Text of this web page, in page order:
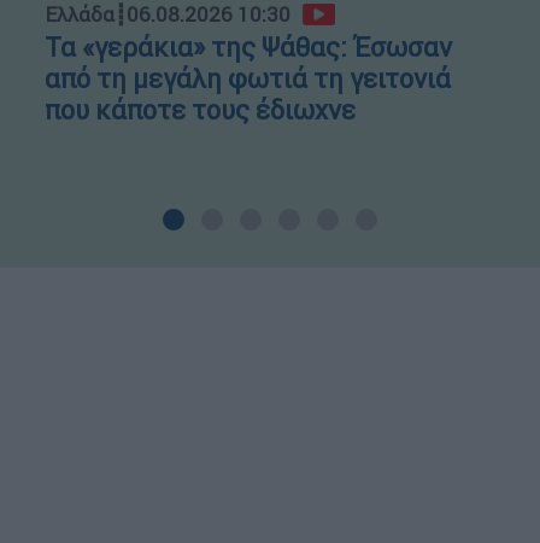
Ελλάδα┋06.08.2026 10:30
Τα «γεράκια» της Ψάθας: Έσωσαν
από τη μεγάλη φωτιά τη γειτονιά
που κάποτε τους έδιωχνε